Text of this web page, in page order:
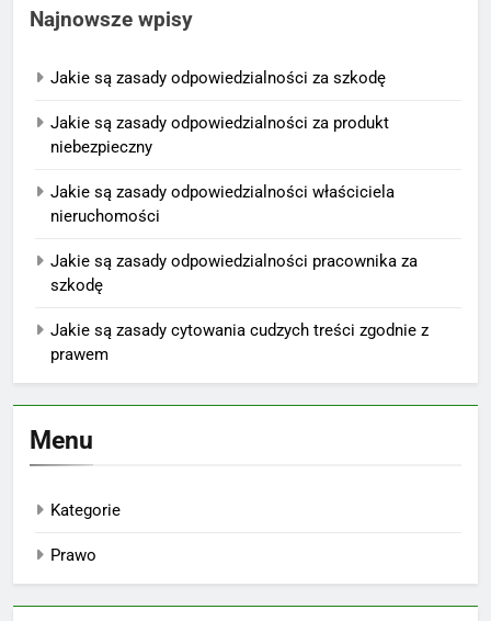
Najnowsze wpisy
Jakie są zasady odpowiedzialności za szkodę
Jakie są zasady odpowiedzialności za produkt
niebezpieczny
Jakie są zasady odpowiedzialności właściciela
nieruchomości
Jakie są zasady odpowiedzialności pracownika za
szkodę
Jakie są zasady cytowania cudzych treści zgodnie z
prawem
Menu
Kategorie
Prawo